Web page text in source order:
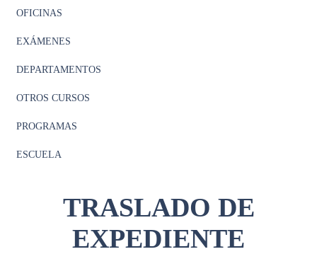
OFICINAS
EXÁMENES
DEPARTAMENTOS
OTROS CURSOS
PROGRAMAS
ESCUELA
TRASLADO DE
EXPEDIENTE